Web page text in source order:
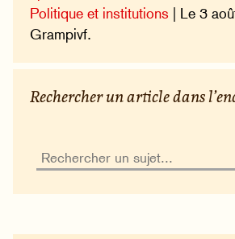
Politique et institutions | Le 3
Grampivf.
Rechercher un article dans